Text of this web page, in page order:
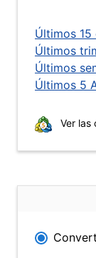
Últimos 15
Últimos
Últimos
Últimos 5
Ver las